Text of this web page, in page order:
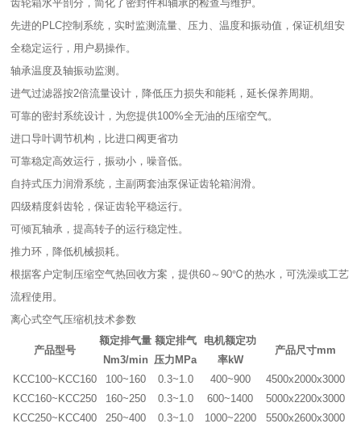
齿轮箱水平剖分，简化了密封件和轴承的检查与维护。
先进的PLC控制系统，实时监测流量、压力、温度和振动值，保证机组安
全稳定运行，用户易操作。
轴承温度及轴振动监测。
进气过滤器按2倍流量设计，降低压力损失和能耗，延长保养周期。
可靠的密封系统设计，为您提供100%全无油的压缩空气。
进口导叶调节机构，比进口阀更省功
可靠稳定高效运行，振动小，噪音低。
自持式压力润滑系统，主副两套油泵保证齿轮箱润滑。
四级精度斜齿轮，保证齿轮平稳运行。
可倾瓦轴承，提高转子的运行稳定性。
推力环，降低机械损耗。
根据客户定制压缩空气热回收方案，提供60～90℃的热水，可洗澡或工艺
流程使用。
离心式空气压缩机技术参数
产品型号
额定排气量
Nm3/min
额定排气
压力MPa
电机额定功
率kW
产品尺寸mm
KCC100~KCC160 100~160 0.3~1.0 400~900
4500x2000x3000
KCC160~KCC250
160~250 0.3~1.0 600~1400
5000x2200x3000
KCC250~KCC400
250~400 0.3~1.0 1000~2200
5500x2600x3000